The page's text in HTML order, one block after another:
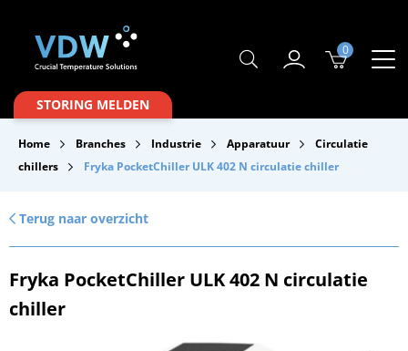
Producten
Branches
Merken
Contact
Downloads
0
STORING MELDEN
Home Branches Industrie Apparatuur
Circulatie
chillers
Fryka PocketChiller ULK 402 N circulatie chiller
Terug naar overzicht
Fryka PocketChiller ULK 402 N circulatie
chiller